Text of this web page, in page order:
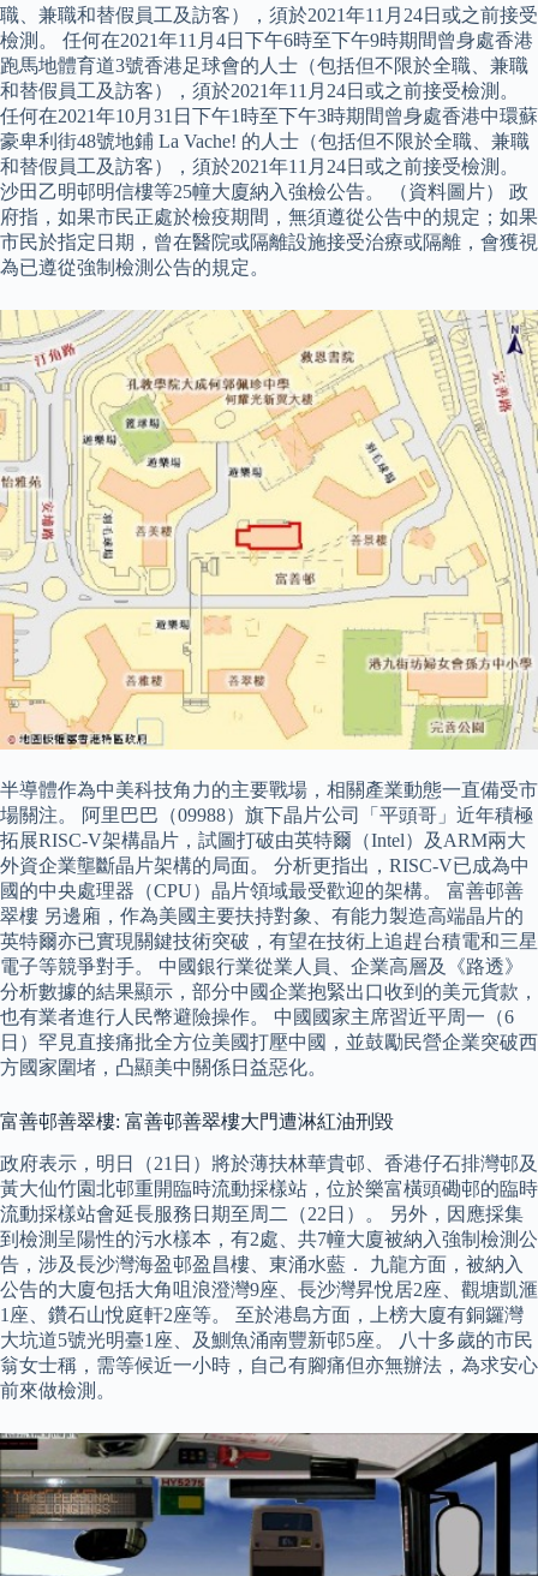
職、兼職和替假員工及訪客），須於2021年11月24日或之前接受
檢測。 任何在2021年11月4日下午6時至下午9時期間曾身處香港
跑馬地體育道3號香港足球會的人士（包括但不限於全職、兼職
和替假員工及訪客），須於2021年11月24日或之前接受檢測。
任何在2021年10月31日下午1時至下午3時期間曾身處香港中環蘇
豪卑利街48號地鋪 La Vache! 的人士（包括但不限於全職、兼職
和替假員工及訪客），須於2021年11月24日或之前接受檢測。
沙田乙明邨明信樓等25幢大廈納入強檢公告。 （資料圖片） 政
府指，如果市民正處於檢疫期間，無須遵從公告中的規定；如果
市民於指定日期，曾在醫院或隔離設施接受治療或隔離，會獲視
為已遵從強制檢測公告的規定。
半導體作為中美科技角力的主要戰場，相關產業動態一直備受市
場關注。 阿里巴巴（09988）旗下晶片公司「平頭哥」近年積極
拓展RISC-V架構晶片，試圖打破由英特爾（Intel）及ARM兩大
外資企業壟斷晶片架構的局面。 分析更指出，RISC-V已成為中
國的中央處理器（CPU）晶片領域最受歡迎的架構。 富善邨善
翠樓 另邊廂，作為美國主要扶持對象、有能力製造高端晶片的
英特爾亦已實現關鍵技術突破，有望在技術上追趕台積電和三星
電子等競爭對手。 中國銀行業從業人員、企業高層及《路透》
分析數據的結果顯示，部分中國企業抱緊出口收到的美元貨款，
也有業者進行人民幣避險操作。 中國國家主席習近平周一（6
日）罕見直接痛批全方位美國打壓中國，並鼓勵民營企業突破西
方國家圍堵，凸顯美中關係日益惡化。
富善邨善翠樓: 富善邨善翠樓大門遭淋紅油刑毀
政府表示，明日（21日）將於薄扶林華貴邨、香港仔石排灣邨及
黃大仙竹園北邨重開臨時流動採樣站，位於樂富橫頭磡邨的臨時
流動採樣站會延長服務日期至周二（22日）。 另外，因應採集
到檢測呈陽性的污水樣本，有2處、共7幢大廈被納入強制檢測公
告，涉及長沙灣海盈邨盈昌樓、東涌水藍． 九龍方面，被納入
公告的大廈包括大角咀浪澄灣9座、長沙灣昇悅居2座、觀塘凱滙
1座、鑽石山悅庭軒2座等。 至於港島方面，上榜大廈有銅鑼灣
大坑道5號光明臺1座、及鰂魚涌南豐新邨5座。 八十多歲的市民
翁女士稱，需等候近一小時，自己有腳痛但亦無辦法，為求安心
前來做檢測。